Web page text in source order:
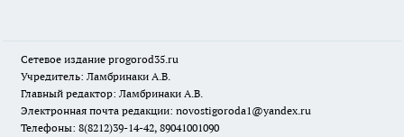
Сетевое издание progorod35.ru
Учредитель: Ламбринаки А.В.
Главный редактор: Ламбринаки А.В.
Электронная почта редакции: novostigoroda1@yandex.ru
Телефоны: 8(8212)39-14-42, 89041001090